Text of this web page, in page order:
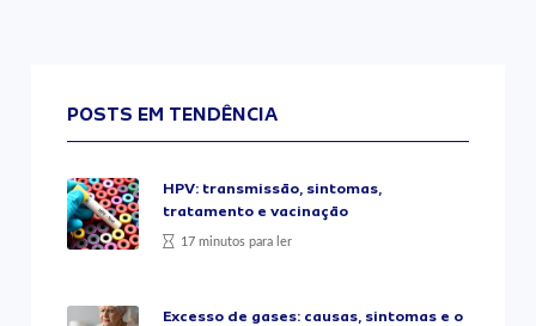
POSTS EM TENDÊNCIA
HPV: transmissão, sintomas,
tratamento e vacinação
17 minutos para ler
Excesso de gases: causas, sintomas e o